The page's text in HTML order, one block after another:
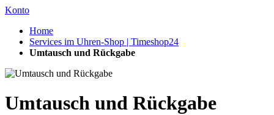
Konto
Home
Services im Uhren-Shop | Timeshop24
Umtausch und Rückgabe
Umtausch und Rückgabe